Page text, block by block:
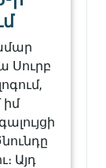
Սուրբ
իմ
Այդ